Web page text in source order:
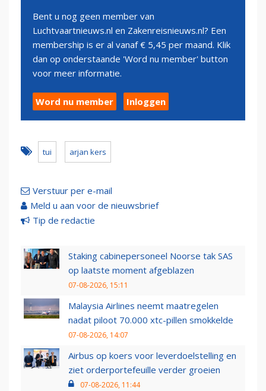
Bent u nog geen member van
Luchtvaartnieuws.nl en Zakenreisnieuws.nl? Een
membership is er al vanaf € 5,45 per maand. Klik
dan op onderstaande 'Word nu member' button
voor meer informatie.
Word nu member Inloggen
tui arjan kers
Verstuur per e-mail
Meld u aan voor de nieuwsbrief
Tip de redactie
Staking cabinepersoneel Noorse tak SAS
op laatste moment afgeblazen
07-08-2026, 15:11
Malaysia Airlines neemt maatregelen
nadat piloot 70.000 xtc-pillen smokkelde
07-08-2026, 14:07
Airbus op koers voor leverdoelstelling en
ziet orderportefeuille verder groeien
07-08-2026, 11:44